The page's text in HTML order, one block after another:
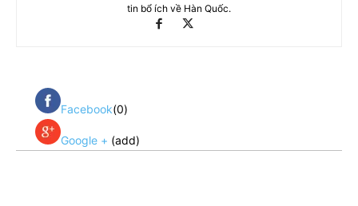
tin bổ ích về Hàn Quốc.
Facebook(0)
Google + (add)